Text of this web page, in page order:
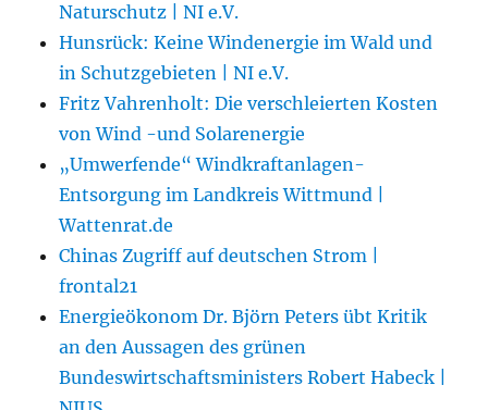
Naturschutz | NI e.V.
Hunsrück: Keine Windenergie im Wald und
in Schutzgebieten | NI e.V.
Fritz Vahrenholt: Die verschleierten Kosten
von Wind -und Solarenergie
„Umwerfende“ Windkraftanlagen-
Entsorgung im Landkreis Wittmund |
Wattenrat.de
Chinas Zugriff auf deutschen Strom |
frontal21
Energieökonom Dr. Björn Peters übt Kritik
an den Aussagen des grünen
Bundeswirtschaftsministers Robert Habeck |